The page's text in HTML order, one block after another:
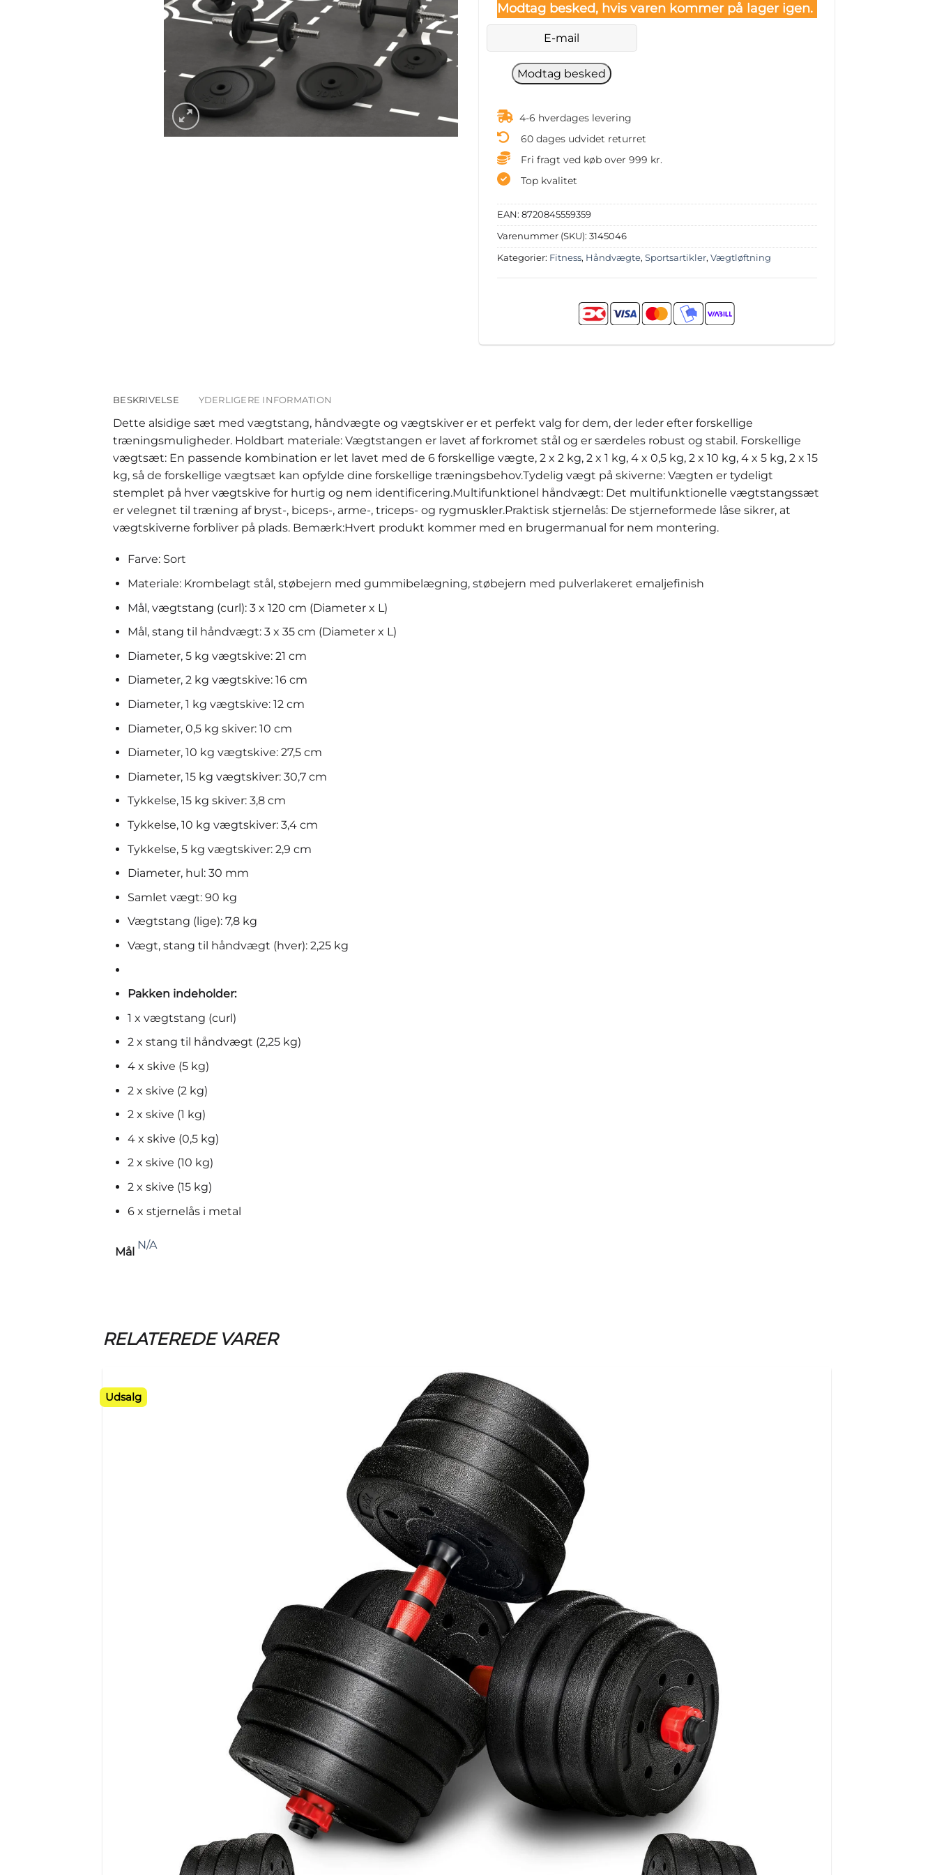
Modtag besked, hvis varen kommer på lager igen.
4-6 hverdages levering
60 dages udvidet returret
Fri fragt ved køb over 999 kr.
Top kvalitet
EAN: 8720845559359
Varenummer (SKU): 3145046
Kategorier: Fitness, Håndvægte, Sportsartikler, Vægtløftning
BESKRIVELSE YDERLIGERE INFORMATION
Dette alsidige sæt med vægtstang, håndvægte og vægtskiver er et perfekt valg for dem, der leder efter forskellige
træningsmuligheder. Holdbart materiale: Vægtstangen er lavet af forkromet stål og er særdeles robust og stabil. Forskellige
vægtsæt: En passende kombination er let lavet med de 6 forskellige vægte, 2 x 2 kg, 2 x 1 kg, 4 x 0,5 kg, 2 x 10 kg, 4 x 5 kg, 2 x 15
kg, så de forskellige vægtsæt kan opfylde dine forskellige træningsbehov.Tydelig vægt på skiverne: Vægten er tydeligt
stemplet på hver vægtskive for hurtig og nem identificering.Multifunktionel håndvægt: Det multifunktionelle vægtstangssæt
er velegnet til træning af bryst-, biceps-, arme-, triceps- og rygmuskler.Praktisk stjernelås: De stjerneformede låse sikrer, at
vægtskiverne forbliver på plads. Bemærk:Hvert produkt kommer med en brugermanual for nem montering.
Farve: Sort
Materiale: Krombelagt stål, støbejern med gummibelægning, støbejern med pulverlakeret emaljefinish
Mål, vægtstang (curl): 3 x 120 cm (Diameter x L)
Mål, stang til håndvægt: 3 x 35 cm (Diameter x L)
Diameter, 5 kg vægtskive: 21 cm
Diameter, 2 kg vægtskive: 16 cm
Diameter, 1 kg vægtskive: 12 cm
Diameter, 0,5 kg skiver: 10 cm
Diameter, 10 kg vægtskive: 27,5 cm
Diameter, 15 kg vægtskiver: 30,7 cm
Tykkelse, 15 kg skiver: 3,8 cm
Tykkelse, 10 kg vægtskiver: 3,4 cm
Tykkelse, 5 kg vægtskiver: 2,9 cm
Diameter, hul: 30 mm
Samlet vægt: 90 kg
Vægtstang (lige): 7,8 kg
Vægt, stang til håndvægt (hver): 2,25 kg
Pakken indeholder:
1 x vægtstang (curl)
2 x stang til håndvægt (2,25 kg)
4 x skive (5 kg)
2 x skive (2 kg)
2 x skive (1 kg)
4 x skive (0,5 kg)
2 x skive (10 kg)
2 x skive (15 kg)
6 x stjernelås i metal
Mål
N/A
RELATEREDE VARER
Udsalg